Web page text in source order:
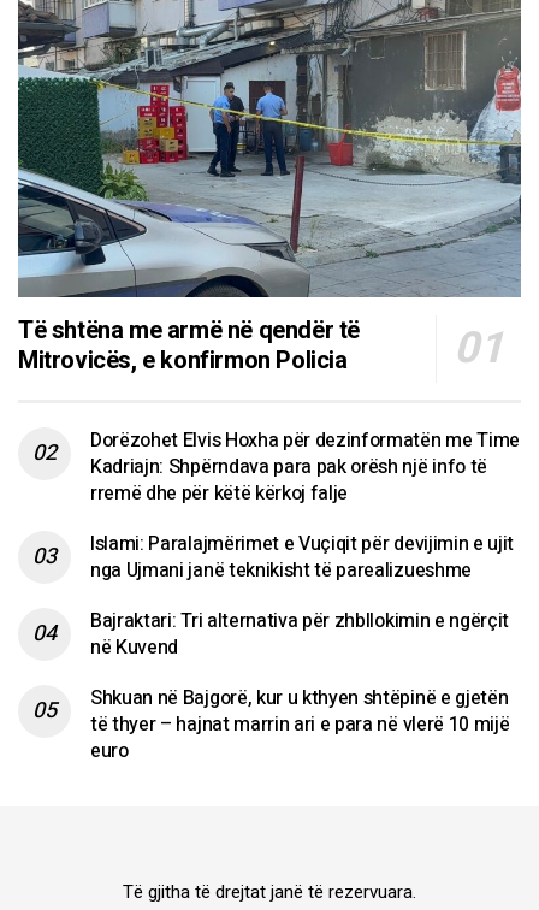
Të shtëna me armë në qendër të
Mitrovicës, e konfirmon Policia
Dorëzohet Elvis Hoxha për dezinformatën me Time
Kadriajn: Shpërndava para pak orësh një info të
rremë dhe për këtë kërkoj falje
Islami: Paralajmërimet e Vuçiqit për devijimin e ujit
nga Ujmani janë teknikisht të parealizueshme
Bajraktari: Tri alternativa për zhbllokimin e ngërçit
në Kuvend
Shkuan në Bajgorë, kur u kthyen shtëpinë e gjetën
të thyer – hajnat marrin ari e para në vlerë 10 mijë
euro
Të gjitha të drejtat janë të rezervuara.